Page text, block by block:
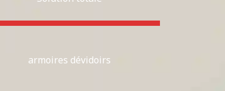
armoires dévidoirs